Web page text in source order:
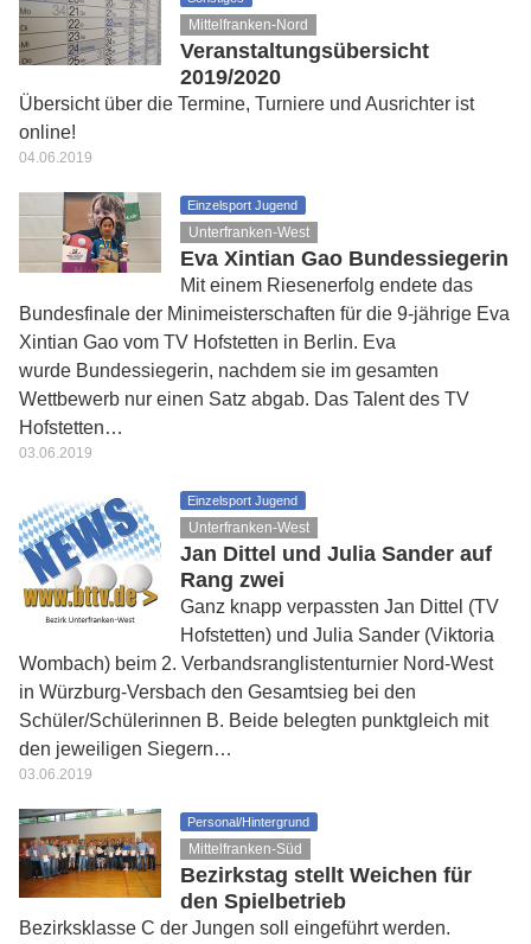
Mittelfranken-Nord
Veranstaltungsübersicht
2019/2020
Übersicht über die Termine, Turniere und Ausrichter ist
online!
04.06.2019
Einzelsport Jugend
Unterfranken-West
Eva Xintian Gao Bundessiegerin
Mit einem Riesenerfolg endete das
Bundesfinale der Minimeisterschaften für die 9-jährige Eva
Xintian Gao vom TV Hofstetten in Berlin. Eva
wurde Bundessiegerin, nachdem sie im gesamten
Wettbewerb nur einen Satz abgab. Das Talent des TV
Hofstetten…
03.06.2019
Einzelsport Jugend
Unterfranken-West
Jan Dittel und Julia Sander auf
Rang zwei
Ganz knapp verpassten Jan Dittel (TV
Hofstetten) und Julia Sander (Viktoria
Wombach) beim 2. Verbandsranglistenturnier Nord-West
in Würzburg-Versbach den Gesamtsieg bei den
Schüler/Schülerinnen B. Beide belegten punktgleich mit
den jeweiligen Siegern…
03.06.2019
Personal/Hintergrund
Mittelfranken-Süd
Bezirkstag stellt Weichen für
den Spielbetrieb
Bezirksklasse C der Jungen soll eingeführt werden.